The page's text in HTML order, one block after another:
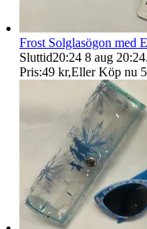
Frost Solglasögon med
Sluttid20:24 8 aug 20:24.
Pris:49 kr,Eller Köp nu